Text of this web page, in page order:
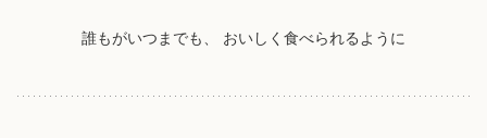
誰もがいつまでも、 おいしく食べられるように